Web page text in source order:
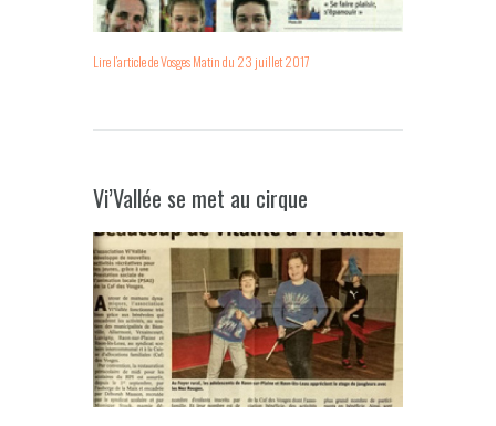
Lire l’article de Vosges Matin du 23 juillet 2017
Vi’Vallée se met au cirque